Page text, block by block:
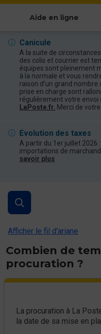
Aide en ligne
Canicule
A la suite de
des colis et courrier est
équipes sont pleinement
à la normale et vous
raison d’un grand
prise en charge sont
régulièrement votre envoi
LaPoste.fr. Merci de
Evolution des taxes
A partir du 1er juillet 2026
importations de
savoir plus
Afficher le fil d'ariane
Combien de
procuration ?
La procuration à La
la date de sa mise en